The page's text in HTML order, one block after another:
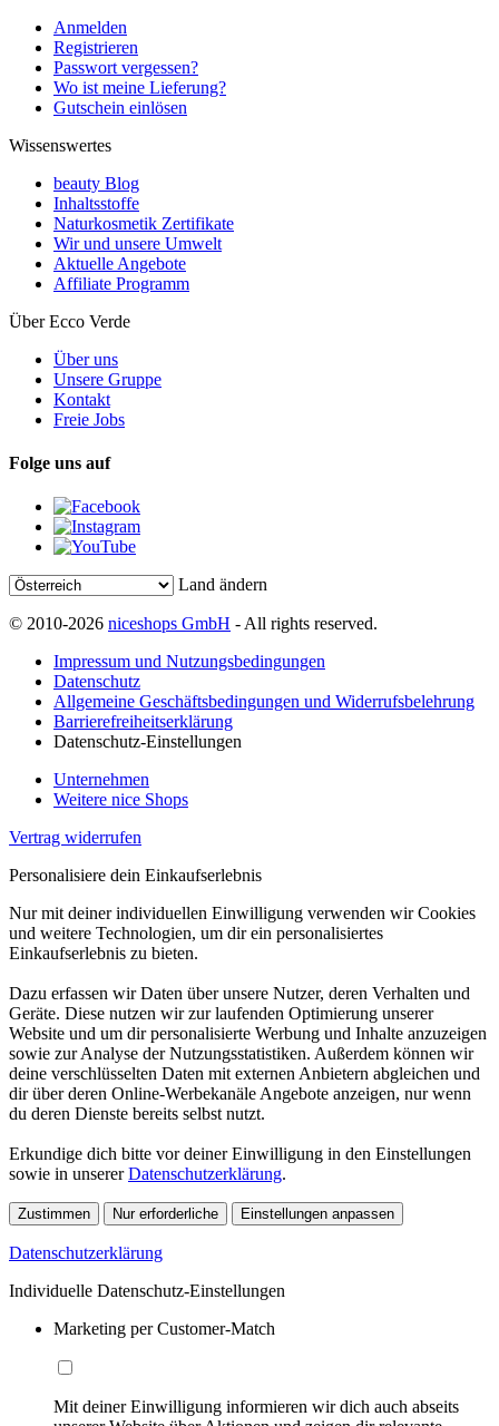
Anmelden
Registrieren
Passwort vergessen?
Wo ist meine Lieferung?
Gutschein einlösen
Wissenswertes
beauty Blog
Inhaltsstoffe
Naturkosmetik Zertifikate
Wir und unsere Umwelt
Aktuelle Angebote
Affiliate Programm
Über Ecco Verde
Über uns
Unsere Gruppe
Kontakt
Freie Jobs
Folge uns auf
Land ändern
© 2010-2026 niceshops GmbH - All rights reserved.
Impressum und Nutzungsbedingungen
Datenschutz
Allgemeine Geschäftsbedingungen und Widerrufsbelehrung
Barrierefreiheitserklärung
Datenschutz-Einstellungen
Unternehmen
Weitere nice Shops
Vertrag widerrufen
Personalisiere dein Einkaufserlebnis
Nur mit deiner individuellen Einwilligung verwenden wir Cookies
und weitere Technologien, um dir ein personalisiertes
Einkaufserlebnis zu bieten.
Dazu erfassen wir Daten über unsere Nutzer, deren Verhalten und
Geräte. Diese nutzen wir zur laufenden Optimierung unserer
Website und um dir personalisierte Werbung und Inhalte anzuzeigen
sowie zur Analyse der Nutzungsstatistiken. Außerdem können wir
deine verschlüsselten Daten mit externen Anbietern abgleichen und
dir über deren Online-Werbekanäle Angebote anzeigen, nur wenn
du deren Dienste bereits selbst nutzt.
Erkundige dich bitte vor deiner Einwilligung in den Einstellungen
sowie in unsererDatenschutzerklärung.
Zustimmen Nur erforderliche Einstellungen anpassen
Datenschutzerklärung
Individuelle Datenschutz-Einstellungen
Marketing per Customer-Match
Mit deiner Einwilligung informieren wir dich auch abseits